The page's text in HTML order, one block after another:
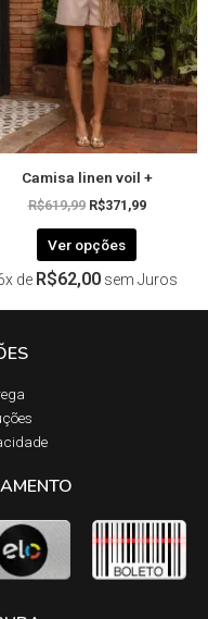
Camisa linen voil +
R$619,99 R$371,99
Ver opções
opções
podem
ser
escolhidas
na
página
do
produto
de R$62,00 sem Juros